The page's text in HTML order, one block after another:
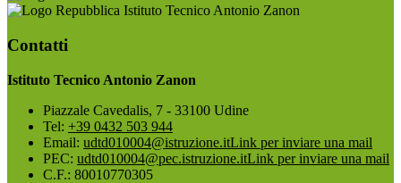
Istituto Tecnico Antonio Zanon
Contatti
Istituto Tecnico Antonio Zanon
Piazzale Cavedalis, 7 - 33100 Udine
Tel: +39 0432 503 944
Email: udtd010004@istruzione.itLink per inviare una mail
PEC: udtd010004@pec.istruzione.itLink per inviare una mail
C.F.: 80010770305